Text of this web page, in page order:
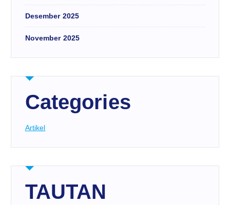
Desember 2025
November 2025
Categories
Artikel
TAUTAN